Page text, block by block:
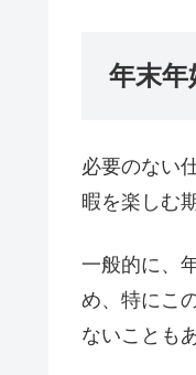
年末
必要のない
暇を楽しむ
一般的に、
め、特にこ
ないことも